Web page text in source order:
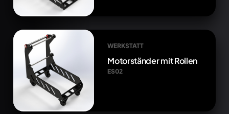
WERKSTATT
Motorständer mit Rollen
ES02